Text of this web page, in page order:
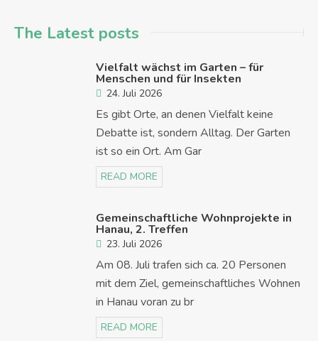
The Latest posts
Vielfalt wächst im Garten – für
Menschen und für Insekten
24. Juli 2026
Es gibt Orte, an denen Vielfalt keine
Debatte ist, sondern Alltag. Der Garten
ist so ein Ort. Am Gar
READ MORE
Gemeinschaftliche Wohnprojekte in
Hanau, 2. Treffen
23. Juli 2026
Am 08. Juli trafen sich ca. 20 Personen
mit dem Ziel, gemeinschaftliches Wohnen
in Hanau voran zu br
READ MORE